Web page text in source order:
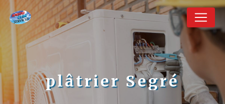
plâtrier Segré
Panneau de gestion des cookies